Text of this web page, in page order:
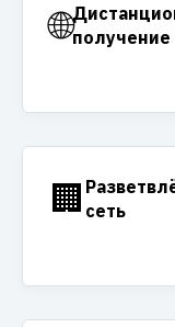
🌐получение
🏢 сеть